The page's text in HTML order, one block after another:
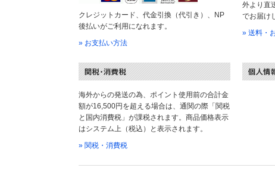
クレジットカード、代金引換（代引き）、NP
後払いがご利用になれます。
» お支払い方法
外より直
でお届け
» 送料・
海外からの発送の為、ポイント使用前の合計金
額が16,500円を超える場合は、通関の際「関税
と国内消費税」が課税されます。商品価格表示
はシステム上（税込）と表示されます。
» 関税・消費税